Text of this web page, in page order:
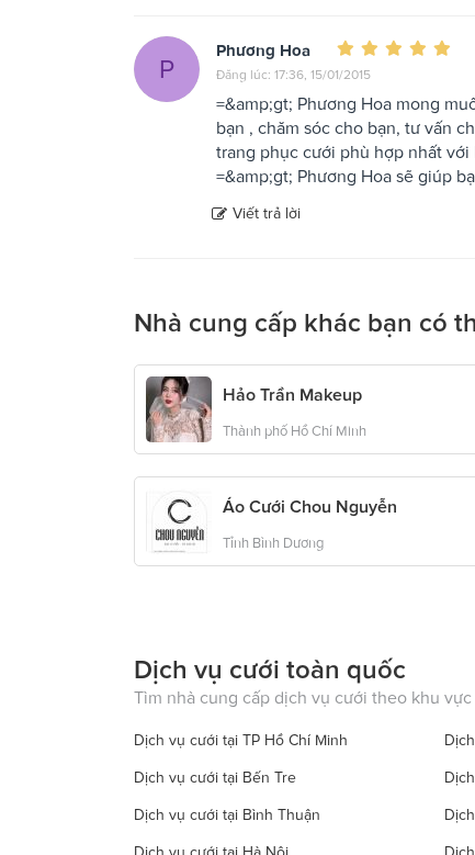
P
Phương Hoa
Đăng lúc: 17:36, 15/01/2015
=&amp;gt; Phương Hoa mong
bạn , chăm sóc cho bạn, tư vấn
trang phục cưới phù hợp nhất với
=&amp;gt; Phương Hoa sẽ giúp
Viết trả lời
Nhà cung cấp khác bạn có
Hảo Trần Makeup
Thành phố Hồ Chí Minh
Áo Cưới Chou Nguyễn
Tỉnh Bình Dương
Dịch vụ cưới toàn quốc
Tìm nhà cung cấp dịch vụ cưới theo khu vực
Dịch vụ cưới tại TP Hồ Chí Minh
Dịch vụ cưới tại Bến Tre
Dịch vụ cưới tại Bình Thuận